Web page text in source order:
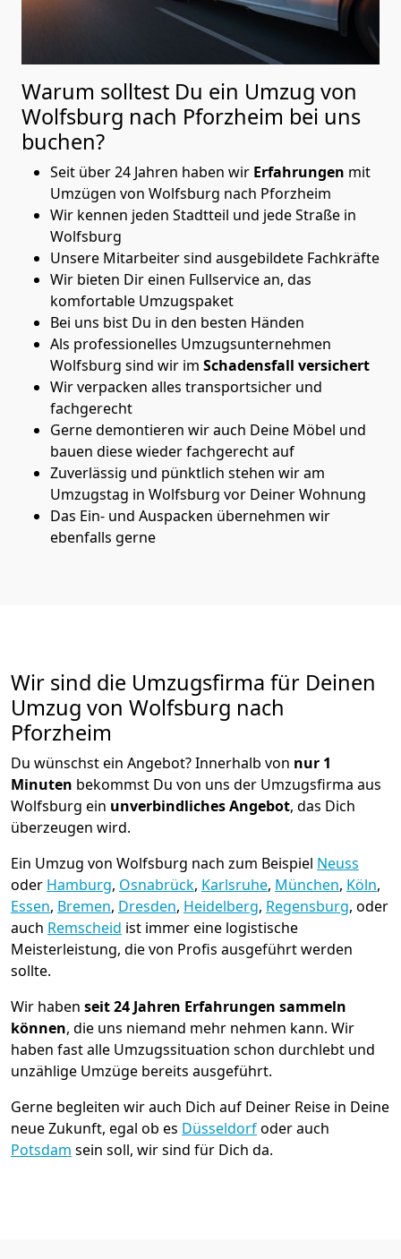
Warum solltest Du ein Umzug von
Wolfsburg nach Pforzheim bei uns
buchen?
Seit über 24 Jahren haben wir Erfahrungen mit
Umzügen von Wolfsburg nach Pforzheim
Wir kennen jeden Stadtteil und jede Straße in
Wolfsburg
Unsere Mitarbeiter sind ausgebildete Fachkräfte
Wir bieten Dir einen Fullservice an, das
komfortable Umzugspaket
Bei uns bist Du in den besten Händen
Als professionelles Umzugsunternehmen
Wolfsburg sind wir im Schadensfall versichert
Wir verpacken alles transportsicher und
fachgerecht
Gerne demontieren wir auch Deine Möbel und
bauen diese wieder fachgerecht auf
Zuverlässig und pünktlich stehen wir am
Umzugstag in Wolfsburg vor Deiner Wohnung
Das Ein- und Auspacken übernehmen wir
ebenfalls gerne
Wir sind die Umzugsfirma für Deinen
Umzug von Wolfsburg nach
Pforzheim
Du wünschst ein Angebot? Innerhalb von nur 1
Minuten bekommst Du von uns der Umzugsfirma aus
Wolfsburg ein unverbindliches Angebot, das Dich
überzeugen wird.
Ein Umzug von Wolfsburg nach zum Beispiel Neuss
oder Hamburg, Osnabrück, Karlsruhe, München, Köln,
Essen, Bremen, Dresden, Heidelberg, Regensburg, oder
auch Remscheid ist immer eine logistische
Meisterleistung, die von Profis ausgeführt werden
sollte.
Wir haben seit24 Jahren Erfahrungen sammeln
können, die uns niemand mehr nehmen kann. Wir
haben fast alle Umzugssituation schon durchlebt und
unzählige Umzüge bereits ausgeführt.
Gerne begleiten wir auch Dich auf Deiner Reise in Deine
neue Zukunft, egal ob es Düsseldorfoder auch
Potsdam sein soll, wir sind für Dich da.